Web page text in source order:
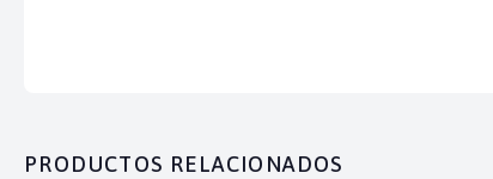
PRODUCTOS RELACIONADOS